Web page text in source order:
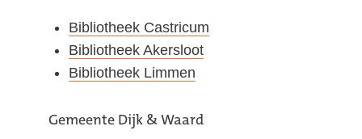
Bibliotheek Castricum
Bibliotheek Akersloot
Bibliotheek Limmen
Gemeente Dijk & Waard